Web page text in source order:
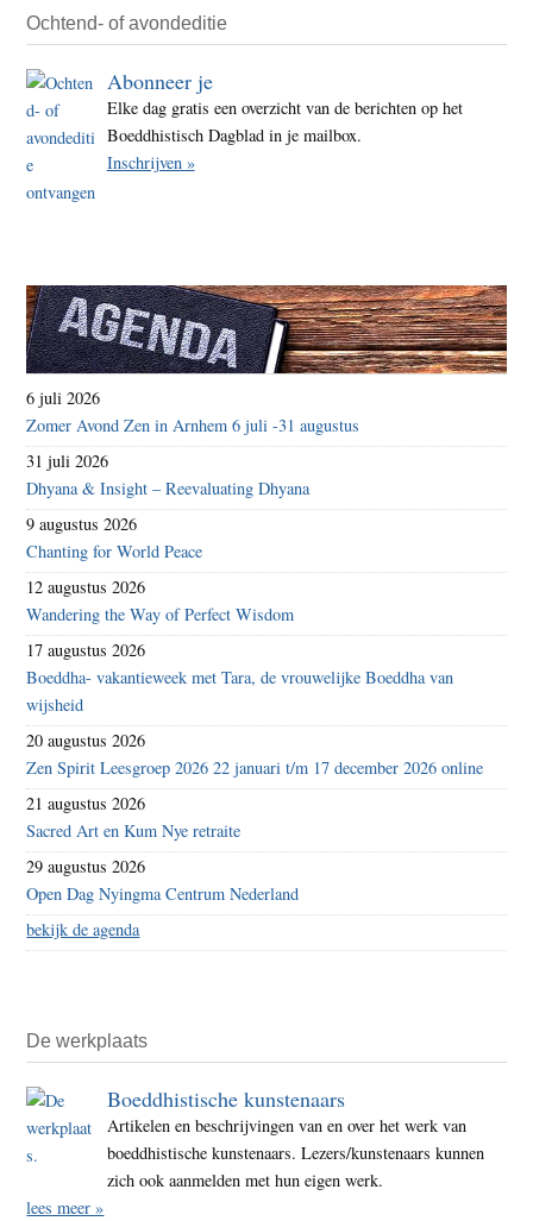
Ochtend- of avondeditie
Abonneer je
Elke dag gratis een overzicht van de berichten op het
Boeddhistisch Dagblad in je mailbox.
Inschrijven »
6 juli 2026
Zomer Avond Zen in Arnhem 6 juli -31 augustus
31 juli 2026
Dhyana & Insight – Reevaluating Dhyana
9 augustus 2026
Chanting for World Peace
12 augustus 2026
Wandering the Way of Perfect Wisdom
17 augustus 2026
Boeddha- vakantieweek met Tara, de vrouwelijke Boeddha van
wijsheid
20 augustus 2026
Zen Spirit Leesgroep 2026 22 januari t/m 17 december 2026 online
21 augustus 2026
Sacred Art en Kum Nye retraite
29 augustus 2026
Open Dag Nyingma Centrum Nederland
bekijk de agenda
De werkplaats
Boeddhistische kunstenaars
Artikelen en beschrijvingen van en over het werk van
boeddhistische kunstenaars. Lezers/kunstenaars kunnen
zich ook aanmelden met hun eigen werk.
lees meer »